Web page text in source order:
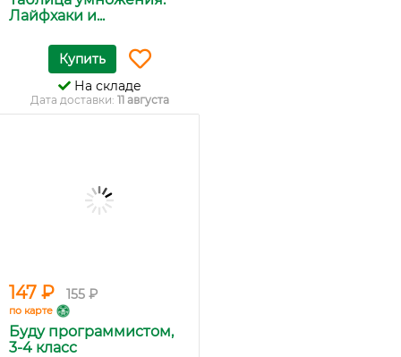
Лайфхаки и...
Купить
На складе
Дата доставки: 11 августа
147 ₽ 155 ₽
по карте
Буду программистом,
3-4 класс